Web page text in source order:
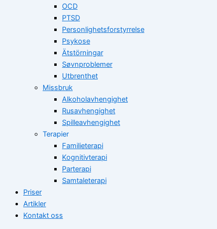
OCD
PTSD
Personlighetsforstyrrelse
Psykose
Ätstörningar
Søvnproblemer
Utbrenthet
Missbruk
Alkoholavhengighet
Rusavhengighet
Spilleavhengighet
Terapier
Familieterapi
Kognitivterapi
Parterapi
Samtaleterapi
Priser
Artikler
Kontakt oss